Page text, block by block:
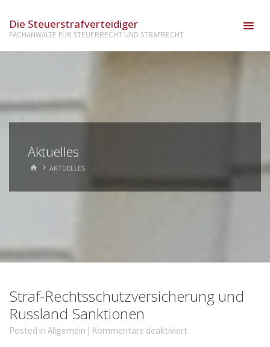
Die Steuerstrafverteidiger
FACHANWÄLTE FÜR STEUERRECHT UND STRAFRECHT
Aktuelles
AKTUELLES
Straf-Rechtsschutzversicherung und
Russland Sanktionen
Posted in Allgemein Kommentare deaktiviert